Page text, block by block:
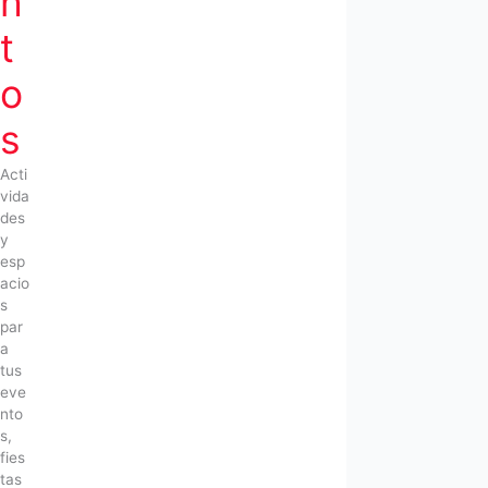
t
o
s
Acti
vida
des
y
esp
acio
s
par
a
tus
eve
nto
s,
fies
tas